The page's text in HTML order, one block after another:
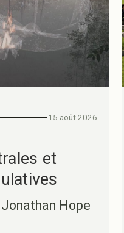
15 août 2026
et
Hope